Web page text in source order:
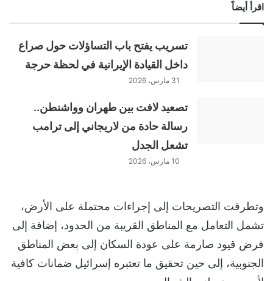
اقرأ أيضاً
تسريب يفتح باب التساؤلات حول صراع
داخل القيادة الإيرانية في لحظة حرجة
31 مارس، 2026
تصعيد لافت بين طهران وواشنطن..
رسالة حادة من لاريجاني إلى ترامب
تشعل الجدل
10 مارس، 2026
وتطرقت التصريحات إلى إجراءات محتملة على الأرض،
تشمل التعامل مع المناطق القريبة من الحدود، إضافة إلى
فرض قيود صارمة على عودة السكان إلى بعض المناطق
الجنوبية، إلى حين تحقيق ما تعتبره إسرائيل ضمانات كافية